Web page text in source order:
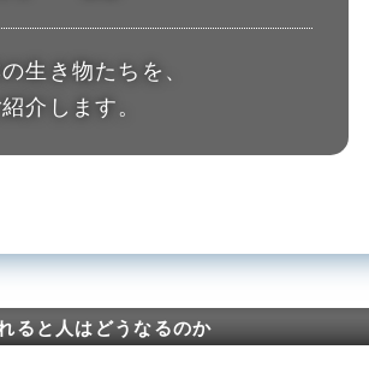
生き物たちを、
介します。
ると人はどうなるのか